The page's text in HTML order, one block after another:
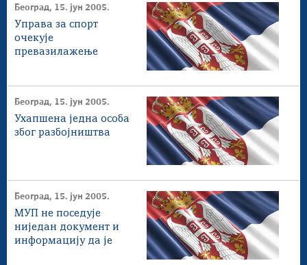
Београд, 15. јун 2005.
Управа за спорт
очекује
превазилажење
комитета СЦГ
Београд, 15. јун 2005.
Ухапшена једна особа
због разбојништва
Београд, 15. јун 2005.
МУП не поседује
ниједан документ и
информацију да је